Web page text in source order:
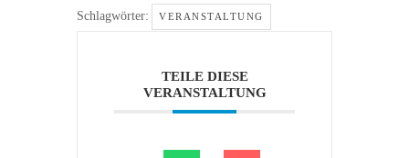
Schlagwörter: VERANSTALTUNG
TEILE DIESE
VERANSTALTUNG